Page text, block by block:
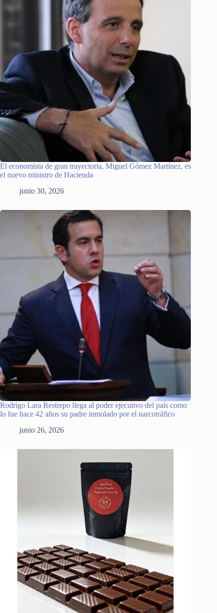
El economista de gran trayectoria, Miguel Gómez Martínez, es
el nuevo ministro de Hacienda
junio 30, 2026
Rodrigo Lara Restrepo llega al poder ejecutivo del país como
lo fue hace 42 años su padre inmolado por el narcotráfico
junio 26, 2026